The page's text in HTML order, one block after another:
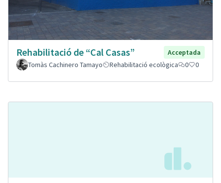
Rehabilitació de “Cal Casas”
Acceptada
Tomàs Cachinero Tamayo
Rehabilitació ecològica 0 0